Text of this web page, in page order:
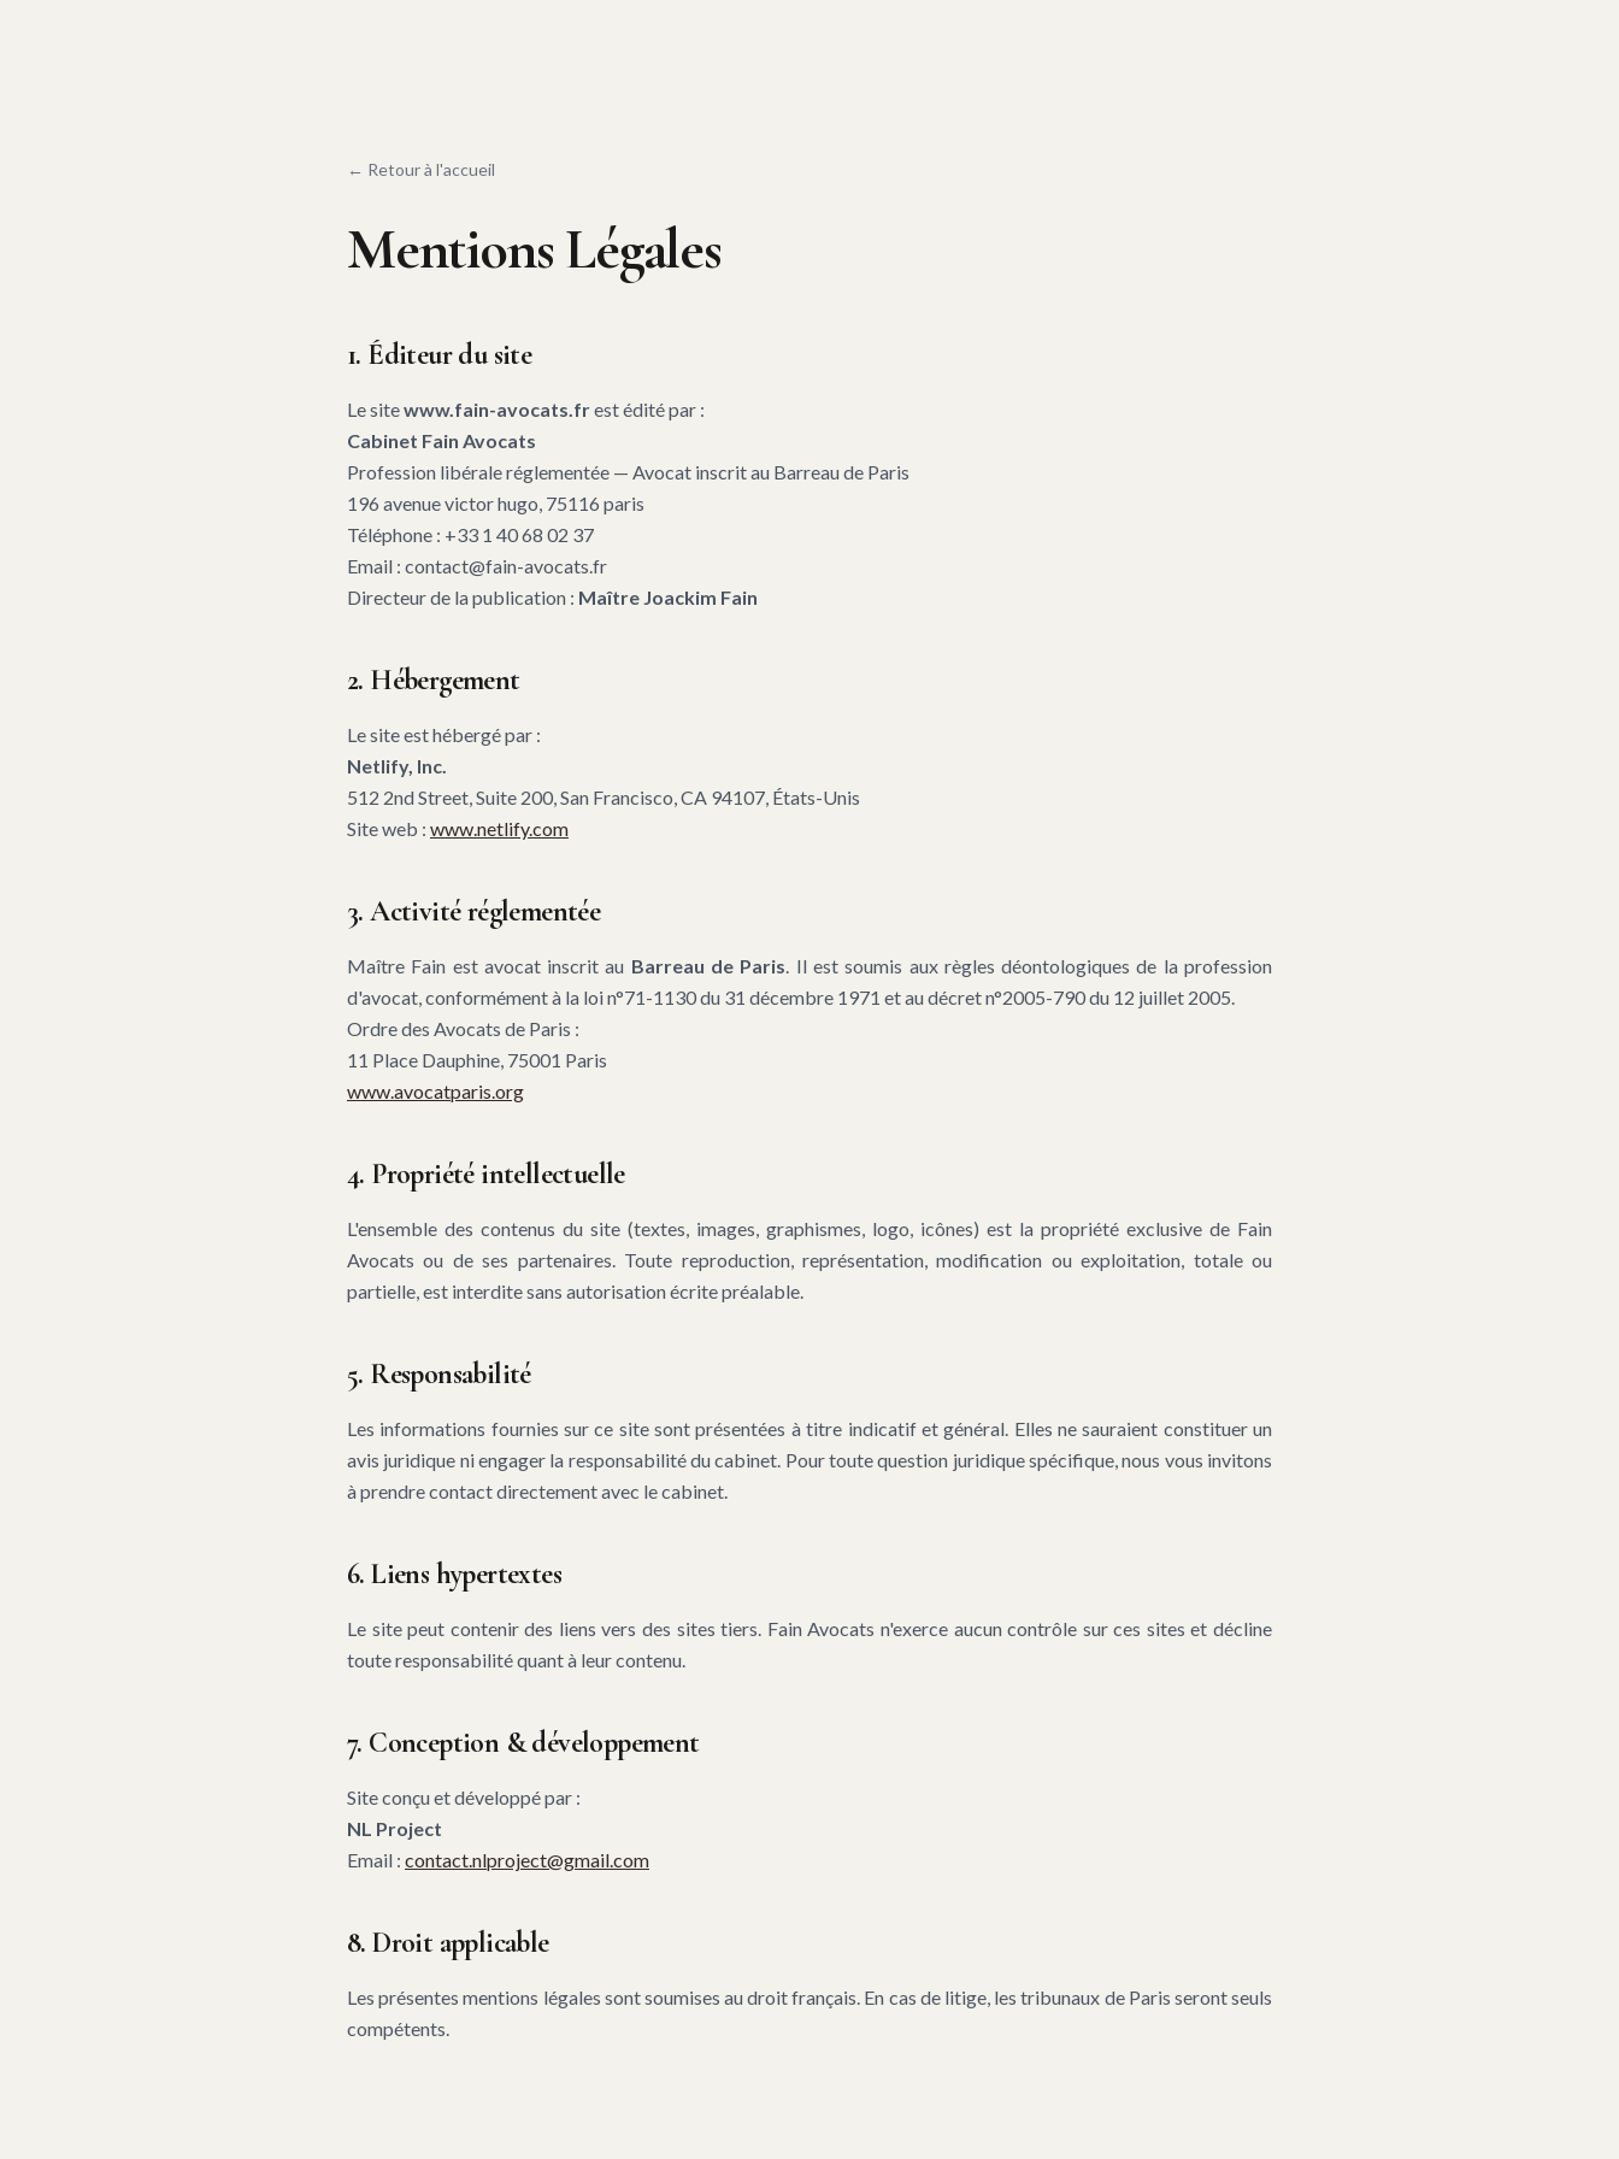
← Retour à l'accueil
Mentions Légales
1. Éditeur du site
Le sitewww.fain-avocats.frest édité par :
Cabinet Fain Avocats
Profession libérale réglementée — Avocat inscrit au Barreau de Paris
196 avenue victor hugo, 75116 paris
Téléphone : +33 1 40 68 02 37
Email : contact@fain-avocats.fr
Directeur de la publication : Maître Joackim Fain
2. Hébergement
Le site est hébergé par :
Netlify, Inc.
512 2nd Street, Suite 200, San Francisco, CA 94107, États-Unis
Site web : www.netlify.com
3. Activité réglementée
Maître Fain est avocat inscrit au Barreau de Paris. Il est soumis aux règles déontologiques de la profession
d'avocat, conformément à la loi n°71-1130 du 31 décembre 1971 et au décret n°2005-790 du 12 juillet 2005.
Ordre des Avocats de Paris :
11 Place Dauphine, 75001 Paris
www.avocatparis.org
4. Propriété intellectuelle
L'ensemble des contenus du site (textes, images, graphismes, logo, icônes) est la propriété exclusive de Fain
Avocats ou de ses partenaires. Toute reproduction, représentation, modification ou exploitation, totale ou
partielle, est interdite sans autorisation écrite préalable.
5. Responsabilité
Les informations fournies sur ce site sont présentées à titre indicatif et général. Elles ne sauraient constituer un
avis juridique ni engager la responsabilité du cabinet. Pour toute question juridique spécifique, nous vous invitons
à prendre contact directement avec le cabinet.
6. Liens hypertextes
Le site peut contenir des liens vers des sites tiers. Fain Avocats n'exerce aucun contrôle sur ces sites et décline
toute responsabilité quant à leur contenu.
7. Conception & développement
Site conçu et développé par :
NL Project
Email : contact.nlproject@gmail.com
8. Droit applicable
Les présentes mentions légales sont soumises au droit français. En cas de litige, les tribunaux de Paris seront seuls
compétents.